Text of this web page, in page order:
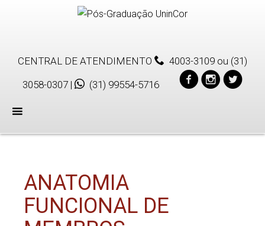
CENTRAL DE ATENDIMENTO 4003-3109 ou (31)
3058-0307 | (31) 99554-5716
Menu
ANATOMIA
FUNCIONAL DE